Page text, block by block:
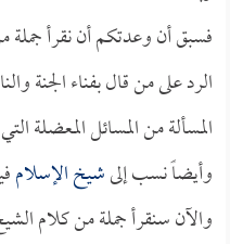
فسبق أن وعدتكم أن نقرأ
الرد على من قال بفناء الجنة
المسألة من المسائل المعضلة
وأيضاً نسب إلىشيخ الإسلام
والآن سنقرأ جملة من كلام